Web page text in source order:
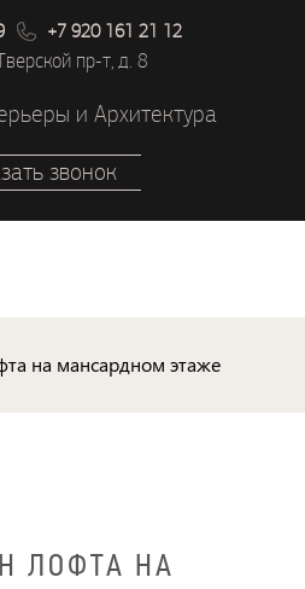
+7 920 161 21 12
пр-т, д. 8
и Архитектура
звонок
на мансардном этаже
ЛОФТА НА